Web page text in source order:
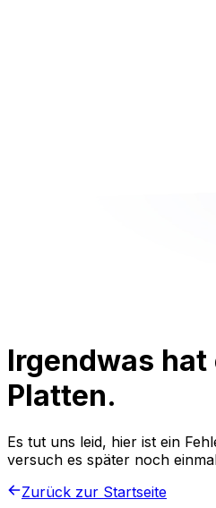
Irgendwas hat
Platten.
Es tut uns leid, hier ist ein
versuch es später noch
Zurück zur Startseite